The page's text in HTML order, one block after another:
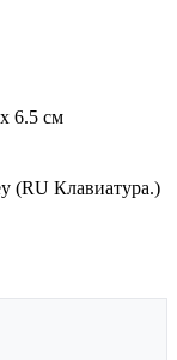
6.5 см
(RU Клавиатура.)